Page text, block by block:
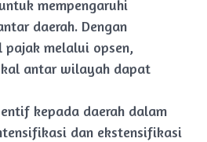
mempengaruhi
daerah. Dengan
pajak melalui opsen,
antar wilayah dapat
kepada daerah dalam
dan ekstensifikasi